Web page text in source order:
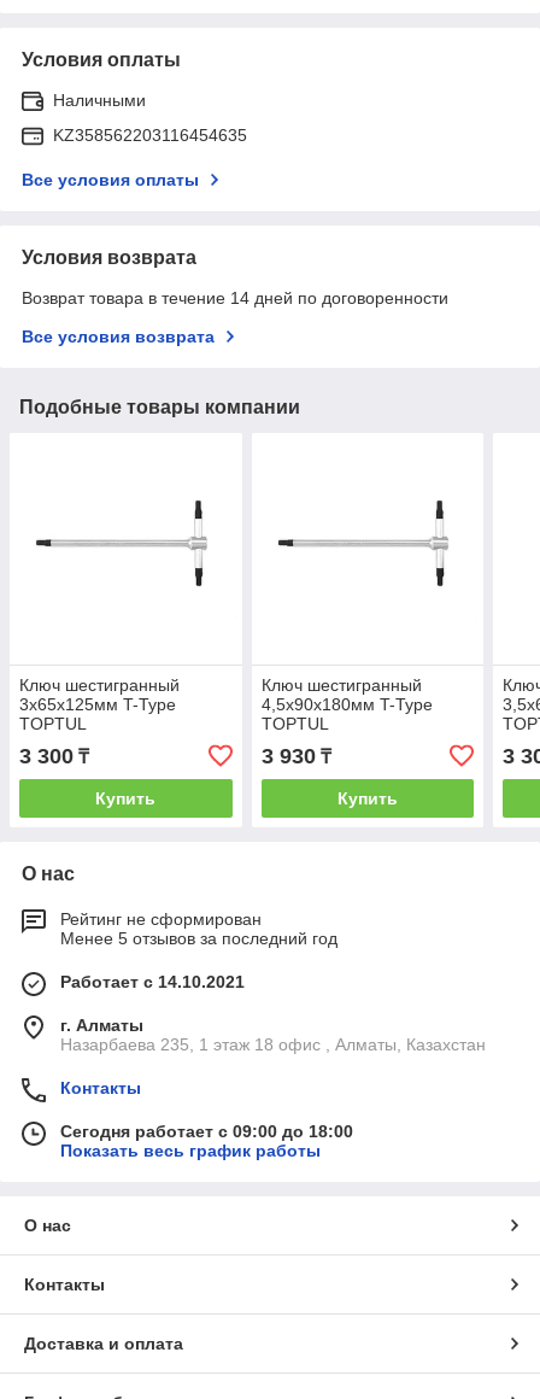
Условия оплаты
Наличными
KZ358562203116454635
Все условия оплаты
Условия возврата
Возврат товара в течение 14 дней по договоренности
Все условия возврата
Подобные товары компании
Ключ шестигранный
3х65x125мм T-Type
TOPTUL
3 300 ₸
Купить
Ключ шестигранный
4,5х90x180мм T-Type
TOPTUL
3 930₸
Купить
3
О нас
Рейтинг не сформирован
Менее 5 отзывов за последний год
Работает с 14.10.2021
г. Алматы
Назарбаева 235, 1 этаж 18 офис , Алматы, Казахстан
Контакты
Сегодня работает с 09:00 до 18:00
Показать весь график работы
О нас
Контакты
Доставка и оплата